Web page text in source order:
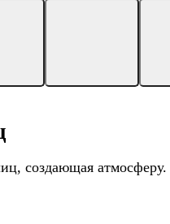
создающая атмосферу.